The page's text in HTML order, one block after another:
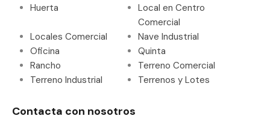
Huerta
Local en Centro
Comercial
Locales Comercial
Nave Industrial
Oficina
Quinta
Rancho
Terreno Comercial
Terreno Industrial
Terrenos y Lotes
Contacta con nosotros